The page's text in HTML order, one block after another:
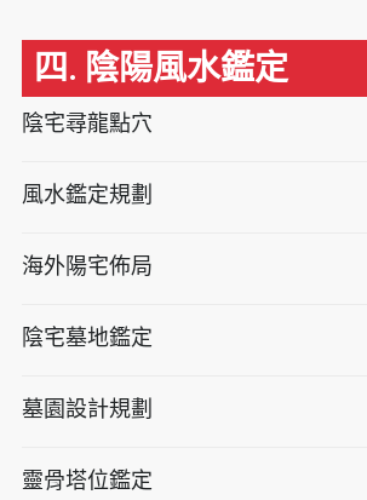
四. 陰陽風水鑑定
陰宅尋龍點穴
風水鑑定規劃
海外陽宅佈局
陰宅墓地鑑定
墓園設計規劃
靈骨塔位鑑定